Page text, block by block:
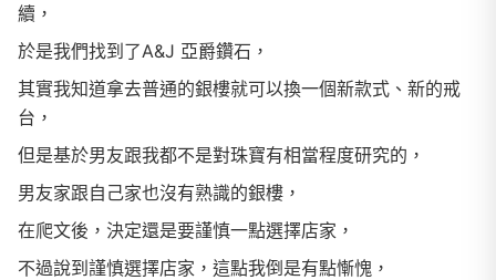
續，
於是我們找到了A&J 亞爵鑽石，
其實我知道拿去普通的銀樓就可以換一個新款式、新的戒
台，
但是基於男友跟我都不是對珠寶有相當程度研究的，
男友家跟自己家也沒有熟識的銀樓，
在爬文後，決定還是要謹慎一點選擇店家，
不過說到謹慎選擇店家，這點我倒是有點慚愧，